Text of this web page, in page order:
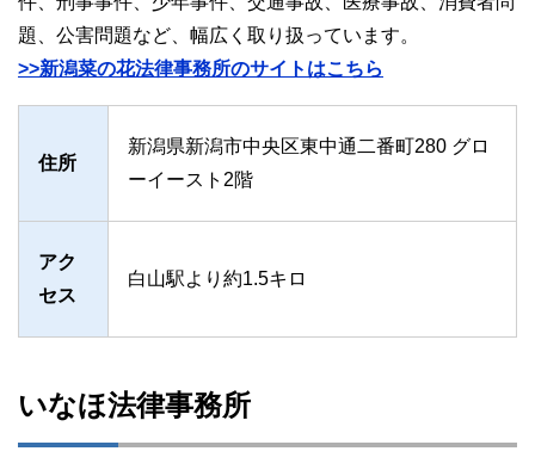
題、公害問題など、幅広く取り扱っています。
>>新潟菜の花法律事務所のサイトはこちら
住所
新潟県新潟市中央区東中通二番町280 グロ
ーイースト2階
アク
セス
白山駅より約1.5キロ
いなほ法律事務所